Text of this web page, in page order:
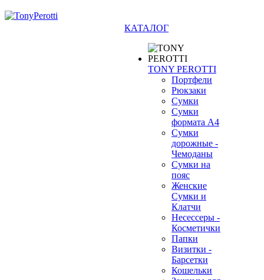
КАТАЛОГ
TONY PEROTTI
Портфели
Рюкзаки
Сумки
Сумки
формата А4
Сумки
дорожные -
Чемоданы
Сумки на
пояс
Женские
Сумки и
Клатчи
Несессеры -
Косметички
Папки
Визитки -
Барсетки
Кошельки